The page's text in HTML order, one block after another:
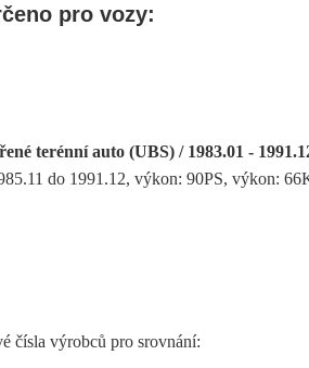
pro vozy:
terénní auto (UBS) / 1983.01 -
do 1991.12, výkon: 90PS, výkon:
čísla výrobců pro srovnání: